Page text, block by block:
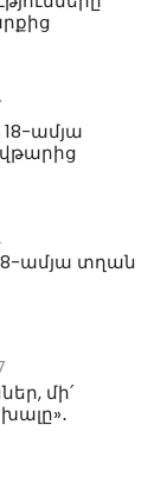
ամյա
ամյա տղան
մի՛